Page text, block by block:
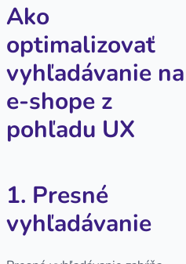
Ako
optimalizovať
vyhľadávanie na
e-shope z
pohľadu UX
1. Presné
vyhľadávanie